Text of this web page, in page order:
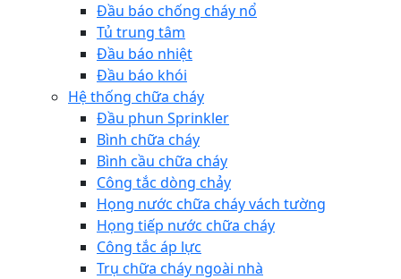
Đầu báo chống cháy nổ
Tủ trung tâm
Đầu báo nhiệt
Đầu báo khói
Hệ thống chữa cháy
Đầu phun Sprinkler
Bình chữa cháy
Bình cầu chữa cháy
Công tắc dòng chảy
Họng nước chữa cháy vách tường
Họng tiếp nước chữa cháy
Công tắc áp lực
Trụ chữa cháy ngoài nhà